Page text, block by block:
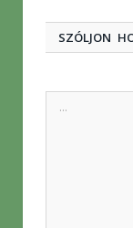
SZÓLJON